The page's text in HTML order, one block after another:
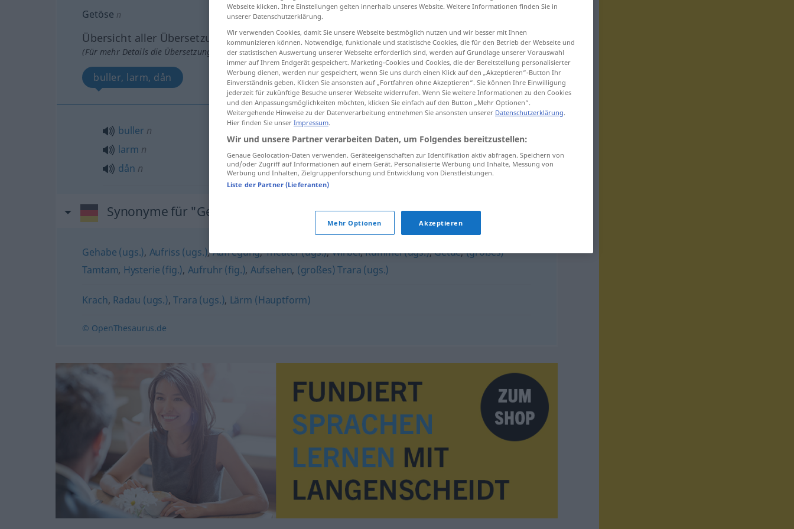
Getöse n
Übersicht aller Übersetzungen
(Für mehr Details die Übersetzung anklicken/antippen)
buller, larm, dån
buller n
larm n
dån n
Synonyme für "Getöse"
Gehabe (ugs.), Aufriss (ugs.),Aufregung,Theater (ugs.),Wirbel,Rummel (ugs.),Getue,(großes)
Tamtam, Hysterie (fig.), Aufruhr (fig.), Aufsehen, (großes) Trara (ugs.)
Krach, Radau (ugs.),Trara (ugs.), Lärm (Hauptform)
© OpenThesaurus.de
Webseite klicken. Ihre Einstellungen gelten innerhalb unseres Website. Weitere Informationen finden Sie in
unserer Datenschutzerklärung.
Wir verwenden Cookies, damit Sie unsere Webseite bestmöglich nutzen und wir besser mit Ihnen
kommunizieren können. Notwendige, funktionale und statistische Cookies, die für den Betrieb der Webseite und
der statistischen Auswertung unserer Webseite erforderlich sind, werden auf Grundlage unserer Vorauswahl
immer auf Ihrem Endgerät gespeichert. Marketing-Cookies und Cookies, die der Bereitstellung personalisierter
Werbung dienen, werden nur gespeichert, wenn Sie uns durch einen Klick auf den „Akzeptieren“-Button Ihr
Einverständnis geben. Klicken Sie ansonsten auf „Fortfahren ohne Akzeptieren“. Sie können Ihre Einwilligung
jederzeit für zukünftige Besuche unserer Webseite widerrufen. Wenn Sie weitere Informationen zu den Cookies
und den Anpassungsmöglichkeiten möchten, klicken Sie einfach auf den Button „Mehr Optionen“.
Weitergehende Hinweise zu der Datenverarbeitung entnehmen Sie ansonsten unserer Datenschutzerklärung.
Hier finden Sie unser Impressum.
Wir und unsere Partner verarbeiten Daten, um Folgendes bereitzustellen:
Genaue Geolocation-Daten verwenden. Geräteeigenschaften zur Identifikation aktiv abfragen. Speichern von
und/oder Zugriff auf Informationen auf einem Gerät. Personalisierte Werbung und Inhalte, Messung von
Werbung und Inhalten, Zielgruppenforschung und Entwicklung von Dienstleistungen.
Liste der Partner (Lieferanten)
Mehr Optionen Akzeptieren